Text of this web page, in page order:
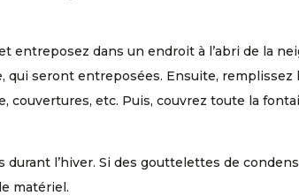
entreposez dans un endroit à l’abri de la
qui seront entreposées. Ensuite, remplissez
couvertures, etc. Puis, couvrez toute la
durant l’hiver. Si des gouttelettes de
matériel.